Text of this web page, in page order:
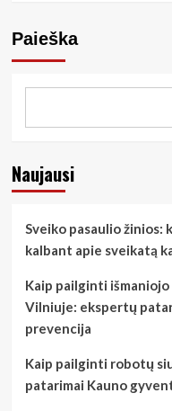
Paieška
Naujausi
Sveiko pasaulio
kalbant apie sveikatą
Kaip pailginti
Vilniuje: ekspertų
prevencija
Kaip pailginti robotų
patarimai Kauno